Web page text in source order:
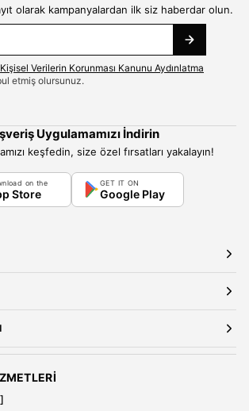
olarak kampanyalardan ilk siz haberdar olun.
Kişisel Verilerin Korunması Kanunu Aydınlatma
etmiş olursunuz.
Uygulamamızı İndirin
keşfedin, size özel fırsatları yakalayın!
on the
Store
GET IT ON
Google Play